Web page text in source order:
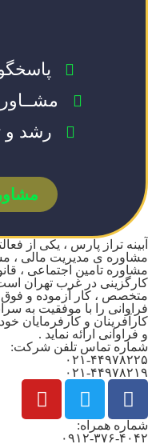
رشد و
آبینه تراز پارس ، یکی از
مشاوره ی مدیریت مالی ،
مشاوره تامین اجتماعی ،
کارگزینی در غرب تهران
متخصص ، کار آزموده و فوق
فراوانی را با موفقیت به
کارآفرینان و کارفرمایان
و فراوانی ارائه نماید .
شماره تماس تلفن شرکت:
۰۲۱-۴۴۹۷۸۲۲۵
۰۲۱-۴۴۹۷۸۲۱۹
شماره همراه:
۰۹۱۲-۳۷۶-۴۰۴۲